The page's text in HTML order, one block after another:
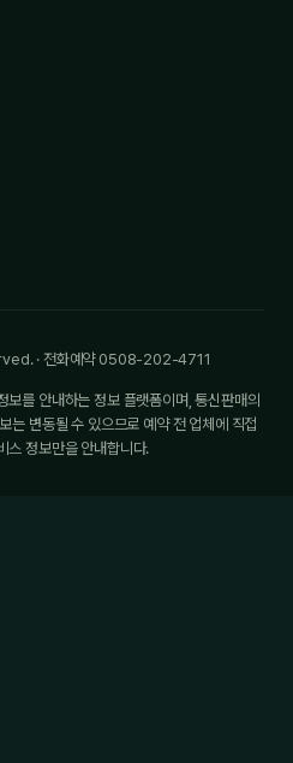
· 전화예약 0508-202-4711
보를 안내하는 정보 플랫폼이며, 통신판매의
는 변동될 수 있으므로 예약 전 업체에 직접
스 정보만을 안내합니다.